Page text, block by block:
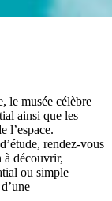
le musée célèbre
ainsi que les
l’espace.
rendez-vous
découvrir,
ou simple